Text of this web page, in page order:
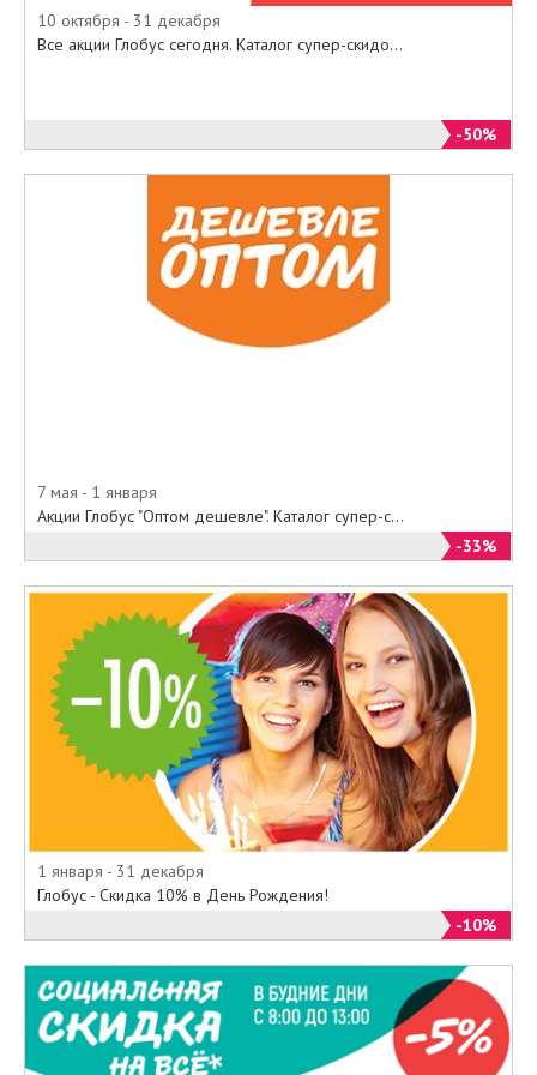
10 октября - 31 декабря
Все акции Глобус сегодня. Каталог супер-скидо...
-50%
7 мая - 1 января
Акции Глобус "Оптом дешевле". Каталог супер-с...
-33%
1 января - 31 декабря
Глобус - Скидка 10% в День Рождения!
-10%